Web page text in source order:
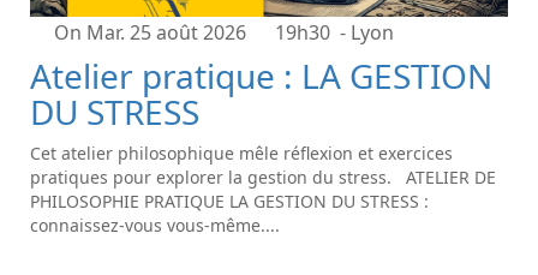
On Mar. 25 août 2026 19h30 - Lyon
Atelier pratique : LA GESTION
DU STRESS
Cet atelier philosophique mêle réflexion et exercices
pratiques pour explorer la gestion du stress. ATELIER DE
PHILOSOPHIE PRATIQUE LA GESTION DU STRESS :
connaissez-vous vous-même....